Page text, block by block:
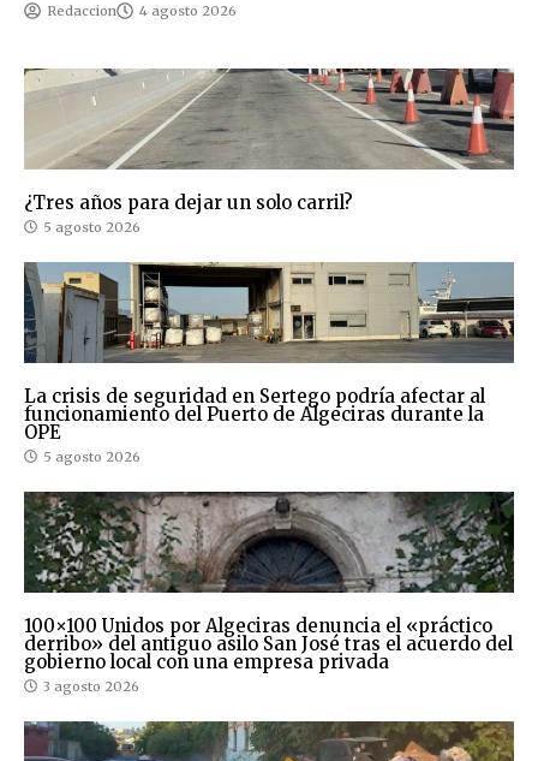
Redaccion 4 agosto 2026
¿Tres años para dejar un solo carril?
5 agosto 2026
La crisis de seguridad en Sertego podría afectar al
funcionamiento del Puerto de Algeciras durante la
OPE
5 agosto 2026
100×100 Unidos por Algeciras denuncia el «práctico
derribo» del antiguo asilo San José tras el acuerdo del
gobierno local con una empresa privada
3 agosto 2026